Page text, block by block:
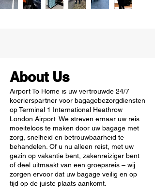
About Us
Airport To Home is uw vertrouwde 24/7
koerierspartner voor bagagebezorgdiensten
op Terminal 1 International Heathrow
London Airport. We streven ernaar uw reis
moeiteloos te maken door uw bagage met
zorg, snelheid en betrouwbaarheid te
behandelen. Of u nu alleen reist, met uw
gezin op vakantie bent, zakenreiziger bent
of deel uitmaakt van een groepsreis – wij
zorgen ervoor dat uw bagage veilig en op
tijd op de juiste plaats aankomt.